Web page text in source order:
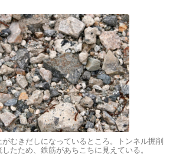
むきだしになっているところ。トンネル掘削
たため、鉄筋があちこちに見えている。